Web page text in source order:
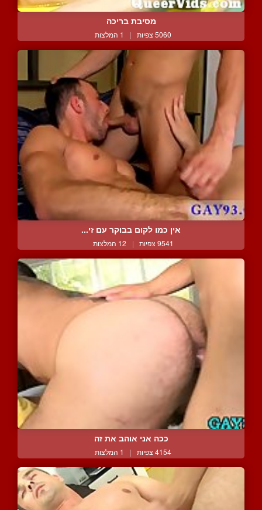
מסיבת בריכה
5060 צפיות | 1 המלצות
אין כמו לקום בבוקר עם זי...
9541 צפיות | 12 המלצות
ככה אני אוהב את זה
4154 צפיות | 1 המלצות